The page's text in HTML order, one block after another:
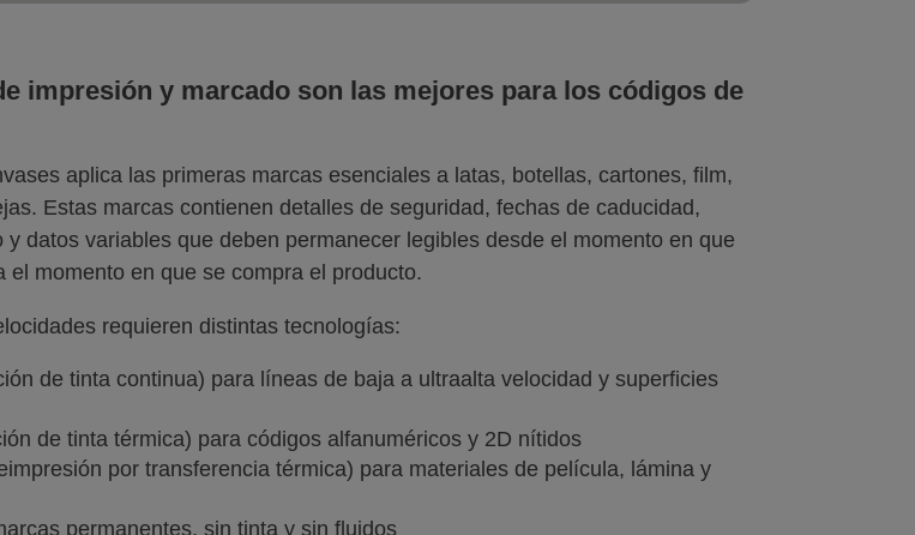
impresión y marcado son las mejores para los códigos de
aplica las primeras marcas esenciales a latas, botellas, cartones, film,
Estas marcas contienen detalles de seguridad, fechas de caducidad,
y datos variables que deben permanecer legibles desde el momento en que
el momento en que se compra el producto.
requieren distintas tecnologías:
de tinta continua) para líneas de baja a ultraalta velocidad y superficies
de tinta térmica) para códigos alfanuméricos y 2D nítidos
por transferencia térmica) para materiales de película, lámina y
permanentes, sin tinta y sin fluidos